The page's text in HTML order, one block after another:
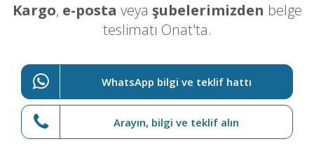
Kargo, e-posta veya şubelerimizden belge
teslimatı Onat'ta.
WhatsApp bilgi ve teklif hattı
Arayın, bilgi ve teklif alın